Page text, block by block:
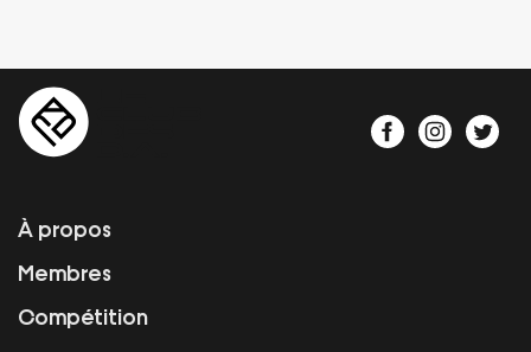
À propos
Membres
Compétition